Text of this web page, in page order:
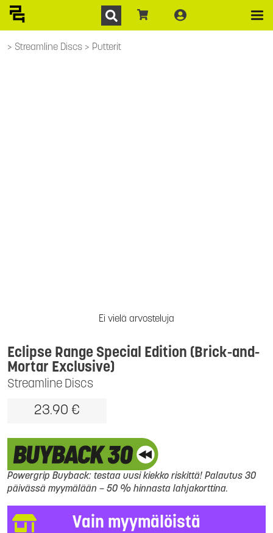
Streamline Discs Putterit
Ei vielä arvosteluja
Streamline Discs
Eclipse Range Special Edition (Brick-and-
Mortar Exclusive)
23.90 €
Powergrip Buyback: testaa uusi kiekko riskittä! Palautus 30
päivässä myymälään – 50 % hinnasta lahjakorttina.
Vain myymälöistä